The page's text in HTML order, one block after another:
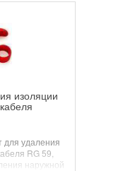
изоляции
для удаления
RG 59,
наружной